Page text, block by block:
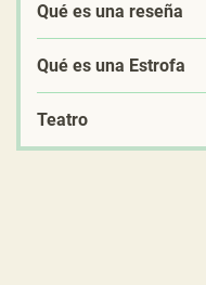
Qué es una reseña
Qué es una Estrofa
Teatro